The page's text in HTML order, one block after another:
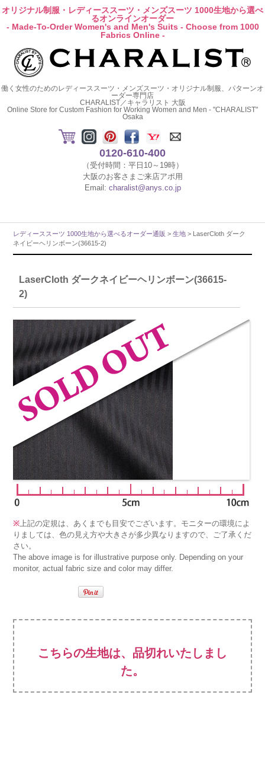
オリジナル制服・レディーススーツ・メンズスーツ 1000生地から選べ
るオンラインオーダー
- Made-To-Order Women's and Men's Suits - Choose from 1000
Fabrics Online -
働く女性のためのレディーススーツ・メンズスーツ・オリジナル制服、パターンオ
ーダー専門店
CHARALIST／キャラリスト 大阪
Online Store for Custom Fashion for Working Women and Men - "CHARALIST"
Osaka
0120-610-400
（受付時間：平日10～19時）
大阪のお客さまご来店アポ用
Email: charalist@anys.co.jp
レディーススーツ 1000生地から選べるオーダー通販 >生地 > LaserCloth ダーク
ネイビーヘリンボーン(36615-2)
LaserCloth ダークネイビーヘリンボーン(36615-
2)
※上記の定規は、あくまでも目安でございます。モニターの環境によ
りましては、色の見え方や大きさが多少異なりますので、ご了承くだ
さい。
The above image is for illustrative purpose only. Depending on your
monitor, actual fabric size and color may differ.
こちらの生地は、品切れいたしまし
た。